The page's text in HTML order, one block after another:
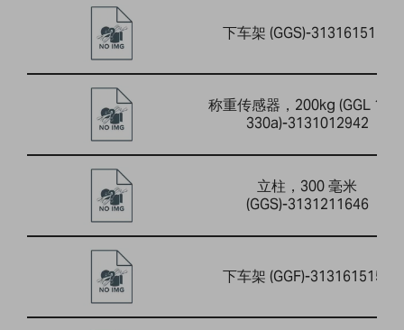
下车架 (GGS)-3131615154
称重传感器，200kg (GGL 150
330a)-3131012942
立柱，300 毫米
(GGS)-3131211646
下车架 (GGF)-3131615157